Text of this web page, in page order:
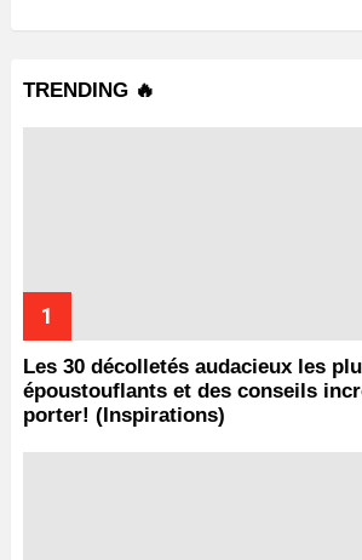
TRENDING 🔥
Les 30 décolletés audacieux les
époustouflants et des conseils
porter! (Inspirations)